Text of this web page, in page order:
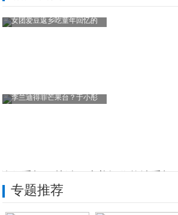
女团爱豆返乡吃童年回忆的
李兰迪得罪芒果台？于小彤
双模5G+电影镜头 荣耀V30系列预热短
专题推荐